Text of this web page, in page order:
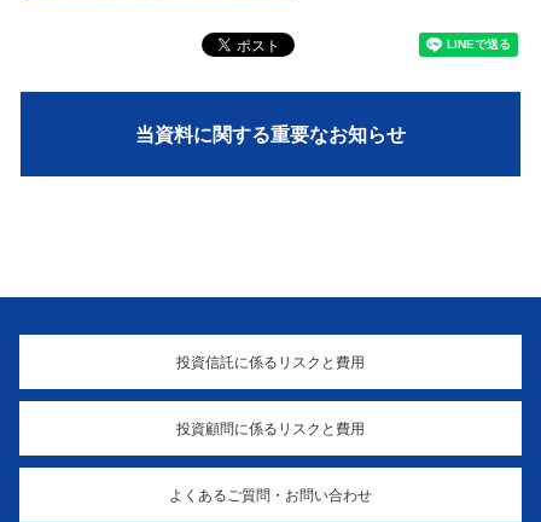
当資料に関する重要なお知らせ
投資信託に係るリスクと費用
投資顧問に係るリスクと費用
よくあるご質問・お問い合わせ